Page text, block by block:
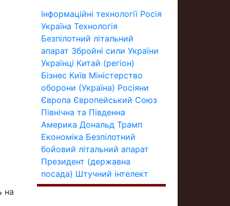
на
Інформаційні технології Росія
Україна Технологія
Безпілотний літальний
апарат Збройні сили України
Українці Китай (регіон)
Бізнес Київ Міністерство
оборони (Україна) Росіяни
Європа Європейський Союз
Північна та Південна
Америка Дональд Трамп
Економіка Безпілотний
бойовий літальний апарат
Президент (державна
посада) Штучний інтелект